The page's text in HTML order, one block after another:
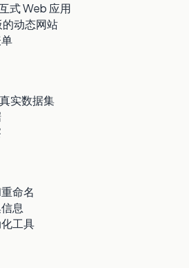
式 Web 应用
动态网站
实数据集
命名
息
工具